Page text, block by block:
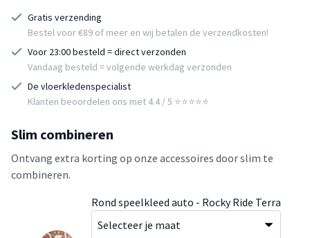
Gratis verzending
Bestel voor €89 of meer en wij betalen de verzendkosten!
Voor 23:00 besteld = direct verzonden
Vandaag besteld = volgende werkdag verzonden
De vloerkledenspecialist
Klanten beoordelen ons met 4.4 / 5 ⭐⭐⭐⭐⭐
Slim combineren
Ontvang extra korting op onze accessoires door slim te
combineren.
Rond speelkleed auto - Rocky Ride Terra